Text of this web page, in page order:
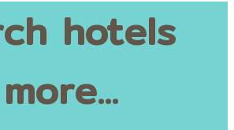
hotels